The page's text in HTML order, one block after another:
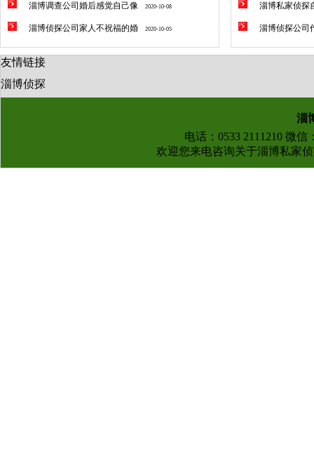
淄博调查公司婚后感觉自己像 2020-10-08
淄博侦探公司家人不祝福的婚 2020-10-05
淄博私家侦探
淄博侦探公司
友情链接
淄博侦探
淄
电话：0533 2111210 微
欢迎您来电咨询关于淄博私家